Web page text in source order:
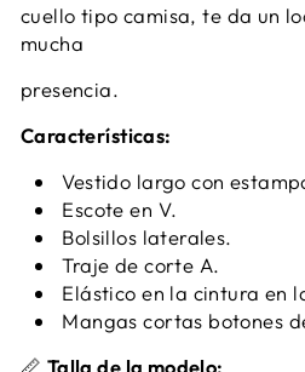
cuello tipo camisa, te da un
mucha
presencia.
Características:
Vestido largo con
Escote en V.
Bolsillos laterales.
Traje de corte A.
Elástico en la cintura en
Mangas cortas botones
📏 Talla de la modelo: